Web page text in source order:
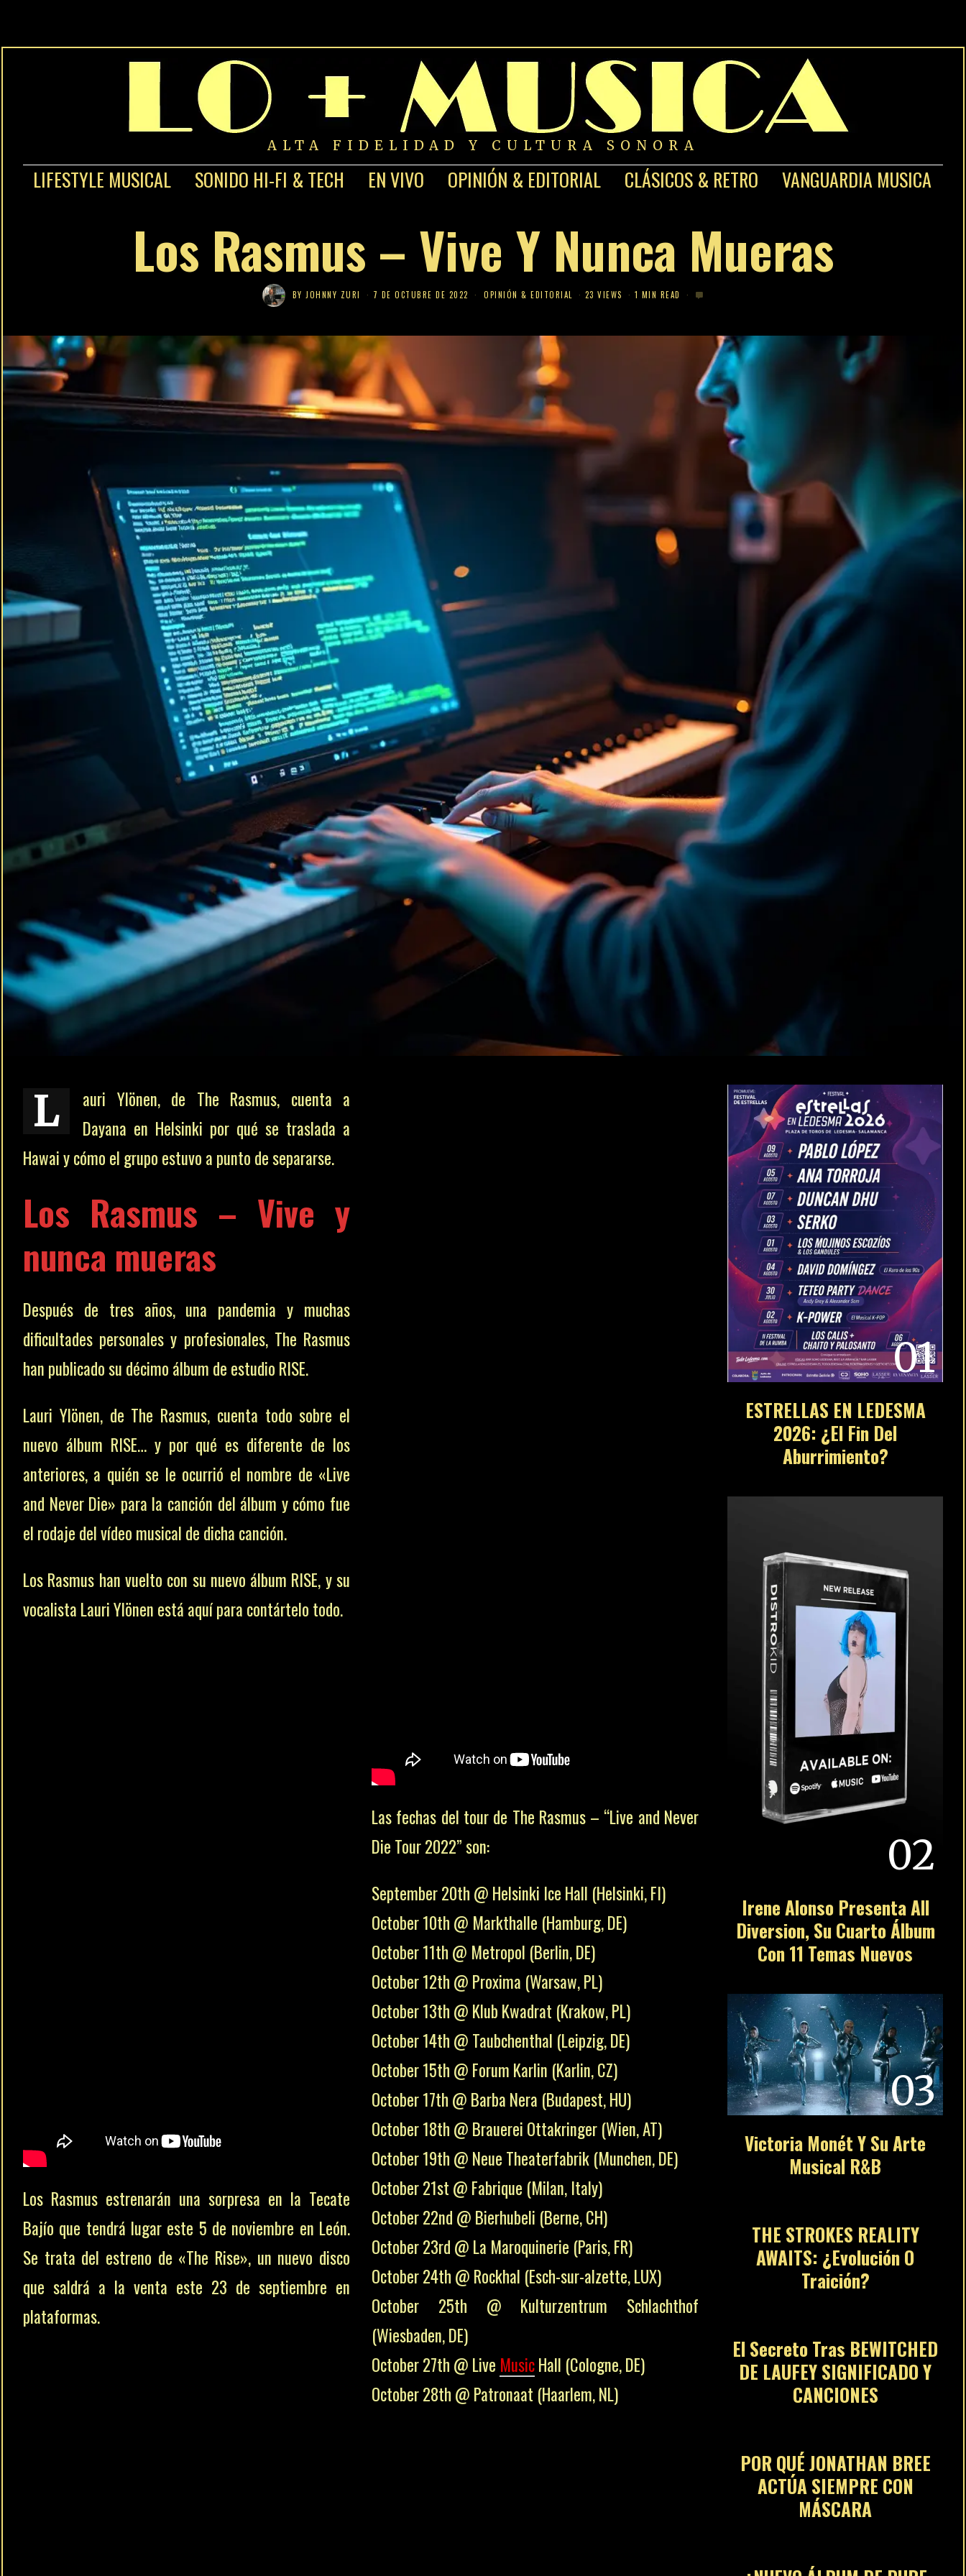
ALTA FIDELIDAD Y CULTURA SONORA
LIFESTYLE MUSICAL SONIDO HI-FI & TECH EN VIVO OPINIÓN & EDITORIAL CLÁSICOS & RETRO VANGUARDIA MUSICA
Los Rasmus – Vive Y Nunca Mueras
BYJOHNNY ZURI 7 DE OCTUBRE DE 2022 OPINIÓN & EDITORIAL 23 VIEWS 1 MIN READ
L
auri Ylönen, de The Rasmus, cuenta a
Dayana en Helsinki por qué se traslada a
Hawai y cómo el grupo estuvo a punto de separarse.
Los Rasmus – Vive y
nunca mueras
Después de tres años, una pandemia y muchas
dificultades personales y profesionales, The Rasmus
han publicado su décimo álbum de estudio RISE.
Lauri Ylönen, de The Rasmus, cuenta todo sobre el
nuevo álbum RISE… y por qué es diferente de los
anteriores, a quién se le ocurrió el nombre de «Live
and Never Die» para la canción del álbum y cómo fue
el rodaje del vídeo musical de dicha canción.
Los Rasmus han vuelto con su nuevo álbum RISE, y su
vocalista Lauri Ylönen está aquí para contártelo todo.
Los Rasmus estrenarán una sorpresa en la Tecate
Bajío que tendrá lugar este 5 de noviembre en León.
Se trata del estreno de «The Rise», un nuevo disco
que saldrá a la venta este 23 de septiembre en
plataformas.
Las fechas del tour de The Rasmus – “Live and Never
Die Tour 2022” son:
September 20th @ Helsinki Ice Hall (Helsinki, FI)
October 10th @ Markthalle (Hamburg, DE)
October 11th @ Metropol (Berlin, DE)
October 12th @ Proxima (Warsaw, PL)
October 13th @ Klub Kwadrat (Krakow, PL)
October 14th @ Taubchenthal (Leipzig, DE)
October 15th @ Forum Karlin (Karlin, CZ)
October 17th @ Barba Nera (Budapest, HU)
October 18th @ Brauerei Ottakringer (Wien, AT)
October 19th @ Neue Theaterfabrik (Munchen, DE)
October 21st @ Fabrique (Milan, Italy)
October 22nd @ Bierhubeli (Berne, CH)
October 23rd @ La Maroquinerie (Paris, FR)
October 24th @ Rockhal (Esch-sur-alzette, LUX)
October 25th @ Kulturzentrum Schlachthof
(Wiesbaden, DE)
October 27th @ Live MusicHall (Cologne, DE)
October 28th @ Patronaat (Haarlem, NL)
01
ESTRELLAS EN LEDESMA
2026: ¿El Fin Del
Aburrimiento?
02
Irene Alonso Presenta All
Diversion, Su Cuarto Álbum
Con 11 Temas Nuevos
03
Victoria Monét Y Su Arte
Musical R&B
THE STROKES REALITY
AWAITS: ¿Evolución O
Traición?
El Secreto Tras BEWITCHED
DE LAUFEY SIGNIFICADO Y
CANCIONES
POR QUÉ JONATHAN BREE
ACTÚA SIEMPRE CON
MÁSCARA